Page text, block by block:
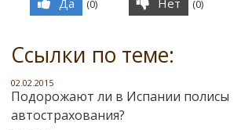
(0) (0)
Ссылки по теме:
02.02.2015
Подорожают ли в Испании полисы
автострахования?